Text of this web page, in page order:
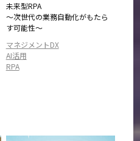
未来型RPA
～次世代の業務自動化がもたら
す可能性～
マネジメントDX
AI活用
RPA